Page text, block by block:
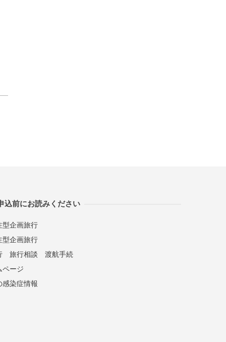
込前にお読みください
型企画旅行
型企画旅行
旅行相談
渡航手続
ページ
感染症情報